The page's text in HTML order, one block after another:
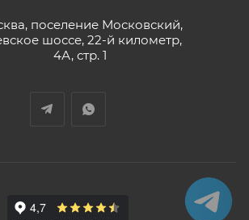
поселение Московский,
шоссе, 22-й километр,
4А, стр. 1